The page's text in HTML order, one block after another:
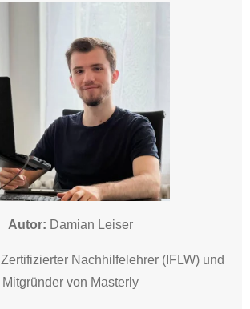
Autor: Damian Leiser
Zertifizierter Nachhilfelehrer (IFLW) und
Mitgründer von Masterly